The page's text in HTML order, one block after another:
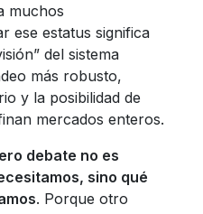
muchos
ese estatus significa
del sistema
más robusto,
y la posibilidad de
mercados enteros.
debate no es
sino qué
. Porque otro